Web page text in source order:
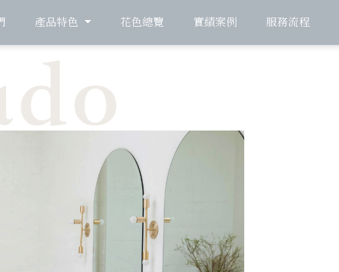
產品特色 花色總覽 實績案例 服務流程